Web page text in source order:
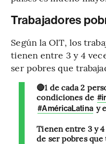
Trabajadores
Según la OIT, los
tienen entre 3 y 4
ser pobres que
🔴1 de cada 2
condiciones de
#AméricaLatina y
Tienen entre 3 y
de ser pobres que